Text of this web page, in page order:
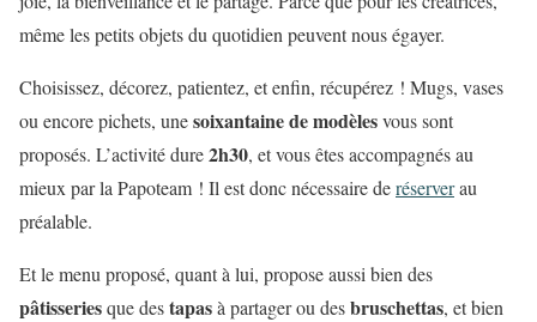
même les petits objets du quotidien peuvent nous égayer.
Choisissez, décorez, patientez, et enfin, récupérez ! Mugs, vases
ou encore pichets, unesoixantaine de modèlesvous sont
proposés. L’activité dure2h30, et vous êtes accompagnés au
mieux par la Papoteam ! Il est donc nécessaire deréserverau
préalable.
Et le menu proposé, quant à lui, propose aussi bien des
pâtisseriesque destapasà partager ou desbruschettas, et bien